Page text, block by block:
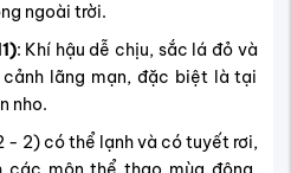
ngoài trời.
: Khí hậu dễ chịu, sắc lá đỏ và
lãng mạn, đặc biệt là tại
nho.
- 2) có thể lạnh và có tuyết rơi,